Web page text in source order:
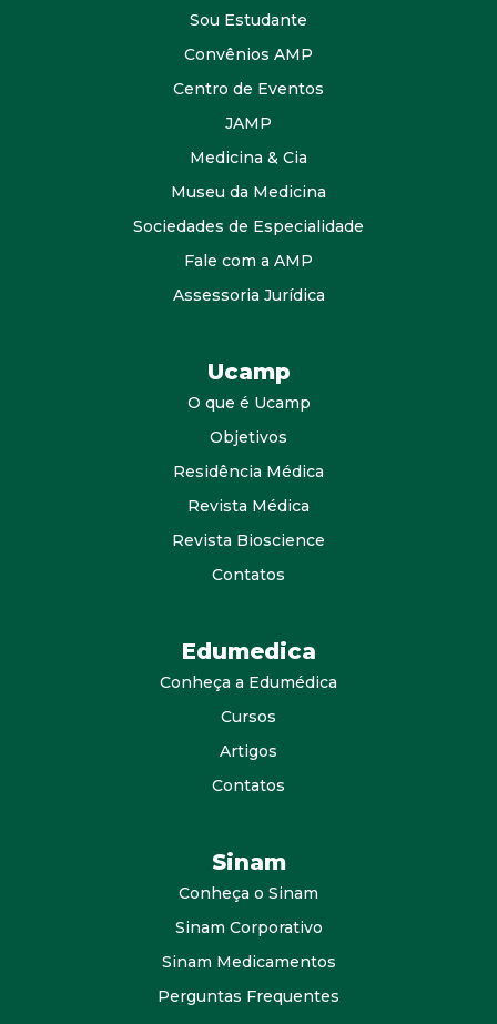
Sou Estudante
Convênios AMP
Centro de Eventos
JAMP
Medicina & Cia
Museu da Medicina
Sociedades de Especialidade
Fale com a AMP
Assessoria Jurídica
Ucamp
O que é Ucamp
Objetivos
Residência Médica
Revista Médica
Revista Bioscience
Contatos
Edumedica
Conheça a Edumédica
Cursos
Artigos
Contatos
Sinam
Conheça o Sinam
Sinam Corporativo
Sinam Medicamentos
Perguntas Frequentes